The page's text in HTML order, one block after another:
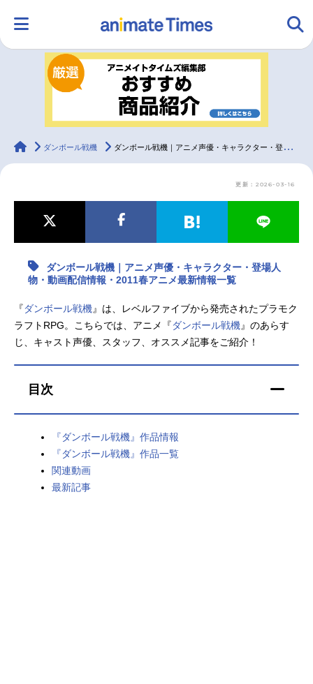
ランキング アニメ
ラジオ みんなの声
最新記事一覧
アニメ記事一覧 声優記事一覧
アニメ映画一覧 実写化映画一覧
今期アニメ曜日別一覧
春アニメ
男性声優/女性声優一覧
animateTimes
ダンボール戦機 ダンボール戦機｜アニメ声優・キャラクター・登場人物・動画配信情報・2011春アニメ最新情報一覧
更新：2026-03-16
ダンボール戦機｜アニメ声優・キャラクター・登場人
物・動画配信情報・2011春アニメ最新情報一覧
『ダンボール戦機 』は、レベルファイブから発売されたプラモク
ラフトRPG。こちらでは、アニメ『ダンボール戦機 』のあらす
じ、キャスト声優、スタッフ、オススメ記事をご紹介！
目次
『ダンボール戦機』作品情報
『ダンボール戦機』作品一覧
関連動画
最新記事